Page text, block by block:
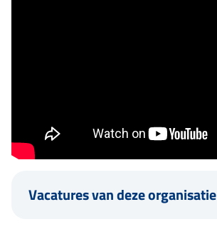
Vacatures van deze organisatie